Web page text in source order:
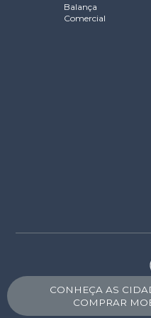
Balança
Comercial
CONHEÇA AS
COMPRAR